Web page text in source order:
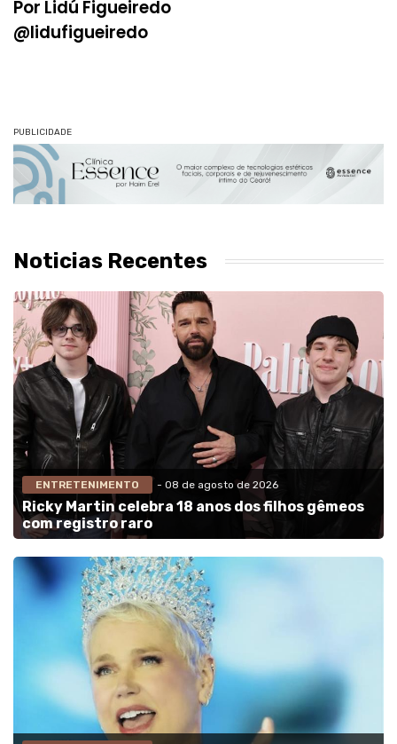
Por Lidú Figueiredo
@lidufigueiredo
PUBLICIDADE
Noticias Recentes
ENTRETENIMENTO - 08 de agosto de 2026
Ricky Martin celebra 18 anos dos filhos gêmeos
com registro raro